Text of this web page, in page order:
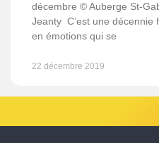
décembre © Auberge St-
Jeanty C’est une décennie
en émotions qui se
22 décembre 2019